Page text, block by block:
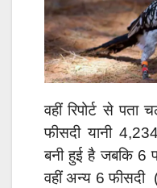
वहीं रिपोर्ट से पता
फीसदी यानी
बनी हुई है जबकि 6
वहीं अन्य 6 फीसदी